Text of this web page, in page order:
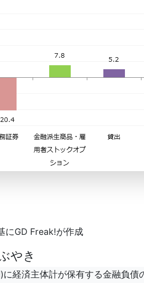
にGD Freak!が作成
やき
経済主体計が保有する金融負債